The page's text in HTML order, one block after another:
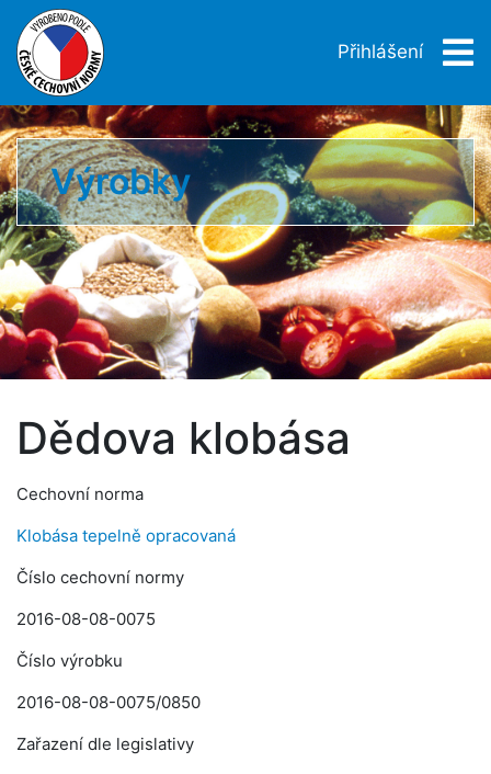
Přihlášení
Výrobky
Dědova klobása
Cechovní norma
Klobása tepelně opracovaná
Číslo cechovní normy
2016-08-08-0075
Číslo výrobku
2016-08-08-0075/0850
Zařazení dle legislativy